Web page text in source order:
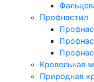
Профнастил
Кровельная
Природная